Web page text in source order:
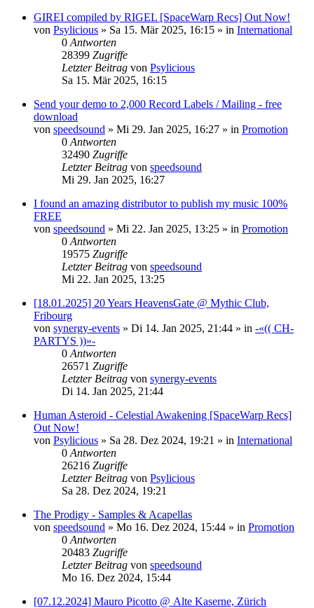
GIREI compiled by RIGEL [SpaceWarp Recs] Out Now!
von Psylicious » Sa 15. Mär 2025, 16:15 » in International
0 Antworten
28399 Zugriffe
Letzter Beitrag von Psylicious
Sa 15. Mär 2025, 16:15
Send your demo to 2,000 Record Labels / Mailing - free
download
von speedsound » Mi 29. Jan 2025, 16:27 » in Promotion
0 Antworten
32490 Zugriffe
Letzter Beitrag von speedsound
Mi 29. Jan 2025, 16:27
I found an amazing distributor to publish my music 100%
FREE
von speedsound » Mi 22. Jan 2025, 13:25 » in Promotion
0 Antworten
19575 Zugriffe
Letzter Beitrag von speedsound
Mi 22. Jan 2025, 13:25
[18.01.2025] 20 Years HeavensGate @ Mythic Club,
Fribourg
von synergy-events » Di 14. Jan 2025, 21:44 » in -«(( CH-
PARTYS ))»-
0 Antworten
26571 Zugriffe
Letzter Beitrag von synergy-events
Di 14. Jan 2025, 21:44
Human Asteroid - Celestial Awakening [SpaceWarp Recs]
Out Now!
von Psylicious » Sa 28. Dez 2024, 19:21 » in International
0 Antworten
26216 Zugriffe
Letzter Beitrag von Psylicious
Sa 28. Dez 2024, 19:21
The Prodigy - Samples & Acapellas
von speedsound » Mo 16. Dez 2024, 15:44 » in Promotion
0 Antworten
20483 Zugriffe
Letzter Beitrag von speedsound
Mo 16. Dez 2024, 15:44
[07.12.2024] Mauro Picotto @ Alte Kaserne, Zürich